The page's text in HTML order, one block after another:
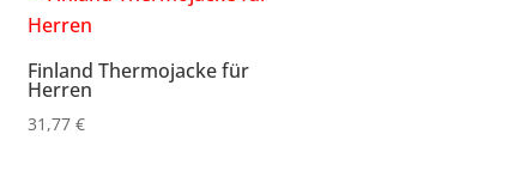
Finland Thermojacke für
Herren
31,77€